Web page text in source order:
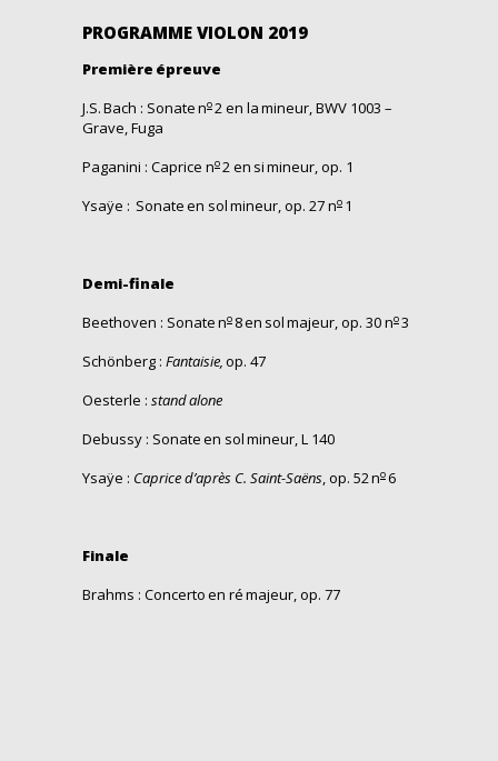
PROGRAMME VIOLON 2019
Première épreuve
J.S.Bach : Sonateno2 en lamineur, BWV 1003 –
Grave, Fuga
Paganini : Caprice no2 en simineur, op. 1
Ysaÿe : Sonateen solmineur, op. 27no 1
Demi-finale
Beethoven : Sonateno 8 en solmajeur, op. 30no3
Schönberg : Fantaisie,op. 47
Oesterle : standalone
Debussy : Sonateen solmineur, L 140
Ysaÿe : Caprice d’après C. Saint-Saëns, op. 52no 6
Finale
Brahms : Concerto en rémajeur, op. 77